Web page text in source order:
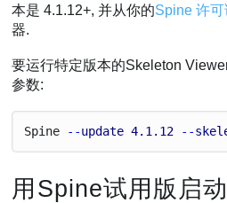
本是 4.1.12+, 并从你的Spine 许
器.
要运行特定版本的Skeleton
参数:
Spine --update 4.1 .12 --
用Spine试用版启